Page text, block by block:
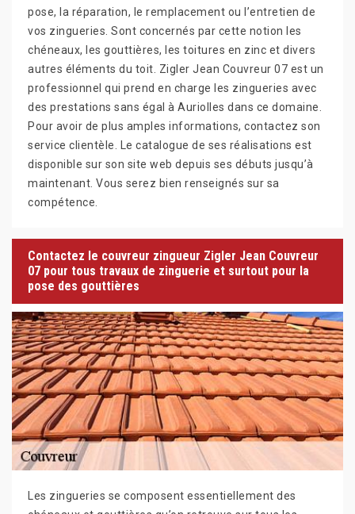
pose, la réparation, le remplacement ou l’entretien de
vos zingueries. Sont concernés par cette notion les
chéneaux, les gouttières, les toitures en zinc et divers
autres éléments du toit. Zigler Jean Couvreur 07 est un
professionnel qui prend en charge les zingueries avec
des prestations sans égal à Auriolles dans ce domaine.
Pour avoir de plus amples informations, contactez son
service clientèle. Le catalogue de ses réalisations est
disponible sur son site web depuis ses débuts jusqu’à
maintenant. Vous serez bien renseignés sur sa
compétence.
Contactez le couvreur zingueur Zigler Jean Couvreur
07 pour tous travaux de zinguerie et surtout pour la
pose des gouttières
Les zingueries se composent essentiellement des